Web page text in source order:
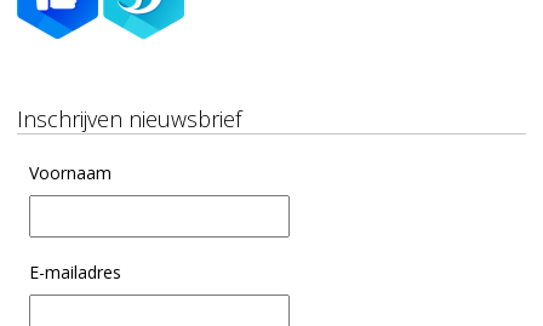
Inschrijven nieuwsbrief
Voornaam
E-mailadres